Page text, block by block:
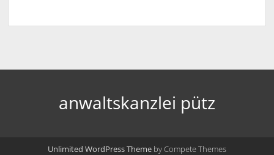
anwaltskanzlei pütz
Unlimited WordPress Theme by Compete Themes